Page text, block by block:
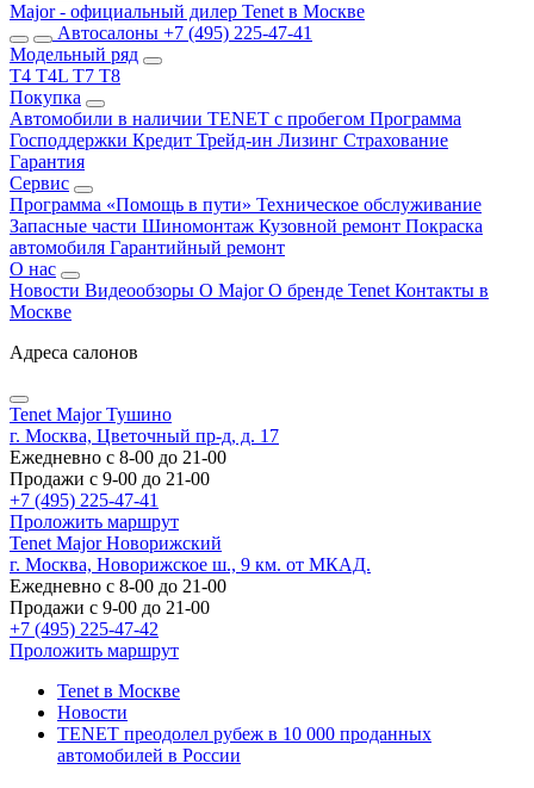
Major - официальный дилер Tenet в Москве
Автосалоны +7 (495) 225-47-41
Модельный ряд
T4 T4L T7 T8
Покупка
Автомобили в наличии TENET с пробегом Программа
Господдержки Кредит Трейд-ин Лизинг Страхование
Гарантия
Сервис
Программа «Помощь в пути» Техническое обслуживание
Запасные части Шиномонтаж Кузовной ремонт Покраска
автомобиля Гарантийный ремонт
О нас
Новости Видеообзоры О MajorО бренде Tenet Контакты в
Москве
Адреса салонов
Tenet Major Тушино
г. Москва, Цветочный пр-д, д. 17
Ежедневно с 8-00 до 21-00
Продажи с 9-00 до 21-00
+7 (495) 225-47-41
Проложить маршрут
Tenet Major Новорижский
г. Москва, Новорижское ш., 9 км. от МКАД.
Ежедневно с 8-00 до 21-00
Продажи с 9-00 до 21-00
+7 (495) 225-47-42
Проложить маршрут
Tenet в Москве
Новости
TENET преодолел рубеж в 10 000 проданных
автомобилей в России